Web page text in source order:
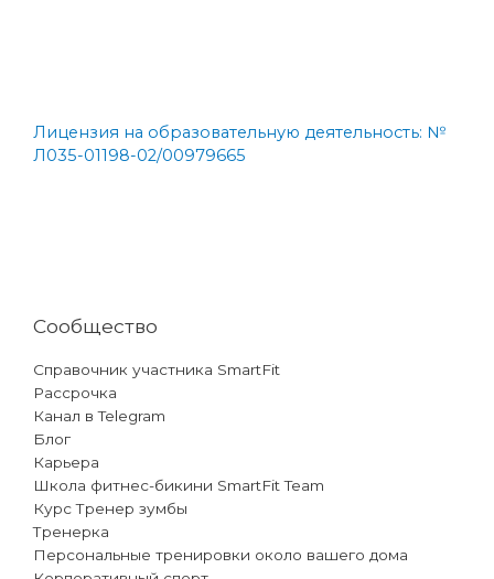
Лицензия на образовательную деятельность: №
Л035-01198-02/00979665
Сообщество
Справочник участника SmartFit
Рассрочка
Канал в Telegram
Блог
Карьера
Школа фитнес-бикини SmartFit Team
Курс Тренер зумбы
Тренерка
Персональные тренировки около вашего дома